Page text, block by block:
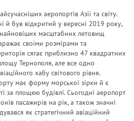
аеропортів Азії та світу.
й був відкритий у вересні 2019 року,
масштабних летовищ
своїми розмірами та
сягає приблизно 47 квадратних
Тернополя, але все одно
хабу світового рівня.
має форму морської зірки й є
за площею будівлі. Сьогодні аеропорт
пасажирів на рік, а також значні
як стратегічний авіаційний